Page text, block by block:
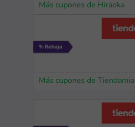
Más cupones de Hiraoka
Más cupones de Tiendamia